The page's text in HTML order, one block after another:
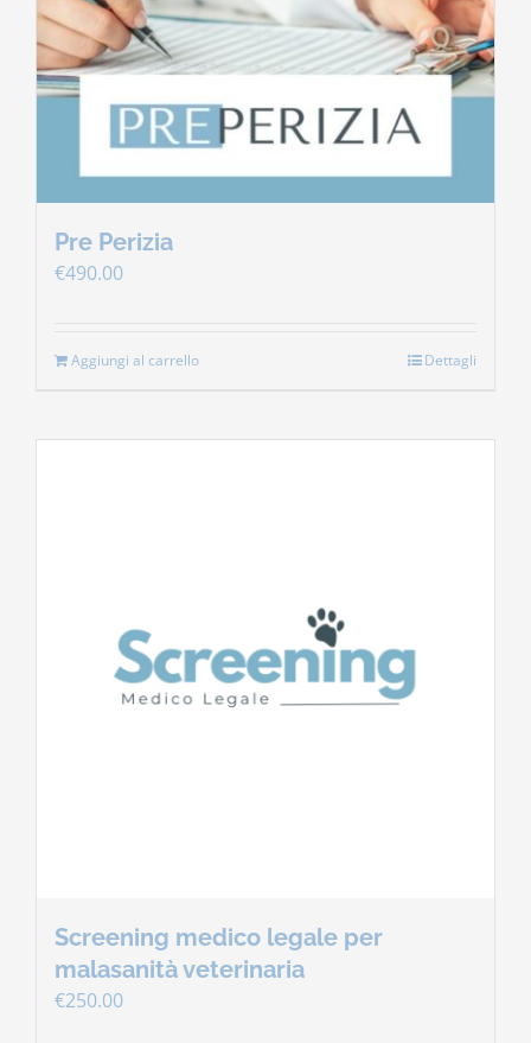
Pre Perizia
€490.00
Aggiungi al carrello Dettagli
Screening medico legale per
malasanità veterinaria
€250.00